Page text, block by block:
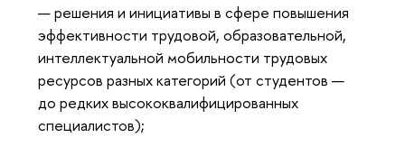
решения и инициативы в сфере повышения
эффективности трудовой, образовательной,
интеллектуальной мобильности трудовых
ресурсов разных категорий (от студентов —
до редких высококвалифицированных
специалистов);